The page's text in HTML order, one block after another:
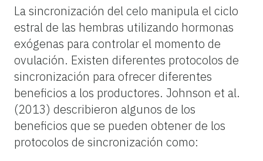
La sincronización del celo manipula el ciclo
estral de las hembras utilizando hormonas
exógenas para controlar el momento de
ovulación. Existen diferentes protocolos de
sincronización para ofrecer diferentes
beneficios a los productores. Johnson et al.
(2013) describieron algunos de los
beneficios que se pueden obtener de los
protocolos de sincronización como: